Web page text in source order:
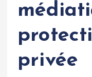
privée